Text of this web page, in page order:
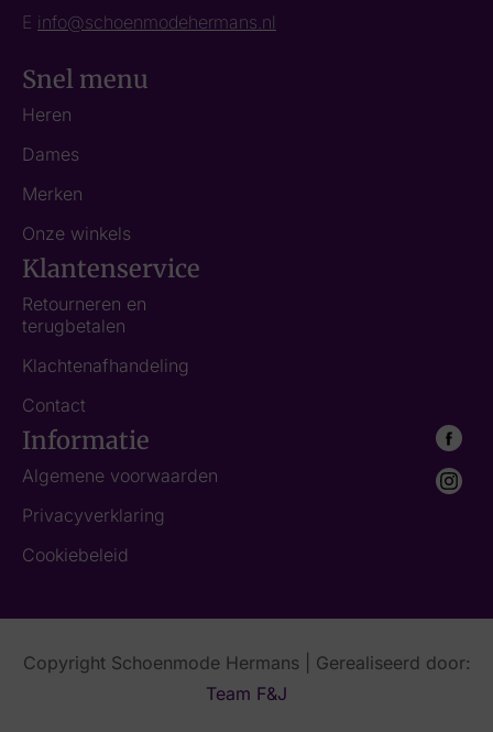
E info@schoenmodehermans.nl
Snel menu
Heren
Dames
Merken
Onze winkels
Klantenservice
Retourneren en
terugbetalen
Klachtenafhandeling
Contact
Informatie
Algemene voorwaarden
Privacyverklaring
Cookiebeleid
Copyright Schoenmode Hermans | Gerealiseerd door:
Team F&J